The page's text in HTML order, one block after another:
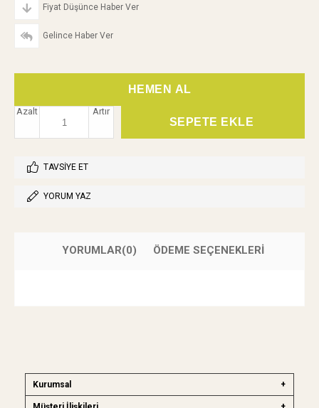
Fiyat Düşünce Haber Ver
Gelince Haber Ver
Artır
Azalt
TAVSIYE ET
YORUM YAZ
YORUMLAR(0) ÖDEME SEÇENEKLERI
Kurumsal